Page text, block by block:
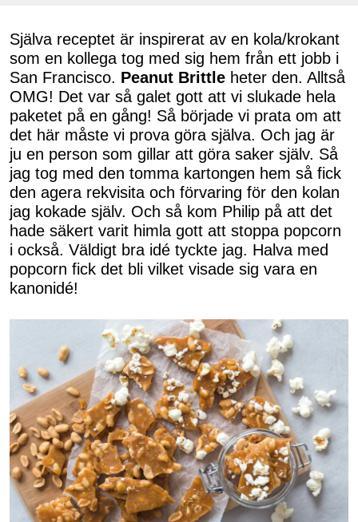
Själva receptet är inspirerat av en kola/krokant
som en kollega tog med sig hem från ett jobb i
San Francisco. Peanut Brittle heter den. Alltså
OMG! Det var så galet gott att vi slukade hela
paketet på en gång! Så började vi prata om att
det här måste vi prova göra själva. Och jag är
ju en person som gillar att göra saker själv. Så
jag tog med den tomma kartongen hem så fick
den agera rekvisita och förvaring för den kolan
jag kokade själv. Och så kom Philip på att det
hade säkert varit himla gott att stoppa popcorn
i också. Väldigt bra idé tyckte jag. Halva med
popcorn fick det bli vilket visade sig vara en
kanonidé!